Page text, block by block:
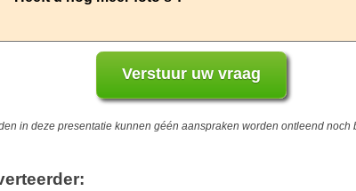
in deze presentatie kunnen géén aanspraken worden ontleend noch